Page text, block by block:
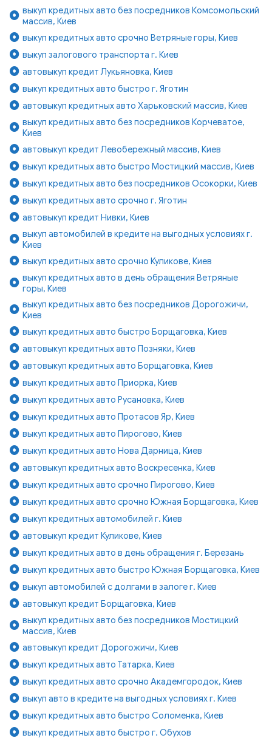
выкуп кредитных авто без посредников Комсомольский
массив, Киев
выкуп кредитных авто срочно Ветряные горы, Киев
выкуп залогового транспорта г. Киев
автовыкуп кредит Лукьяновка, Киев
выкуп кредитных авто быстро г. Яготин
автовыкуп кредитных авто Харьковский массив, Киев
выкуп кредитных авто без посредников Корчеватое,
Киев
автовыкуп кредит Левобережный массив, Киев
выкуп кредитных авто быстро Мостицкий массив, Киев
выкуп кредитных авто без посредников Осокорки, Киев
выкуп кредитных авто срочно г. Яготин
автовыкуп кредит Нивки, Киев
выкуп автомобилей в кредите на выгодных условиях г.
Киев
выкуп кредитных авто срочно Куликове, Киев
выкуп кредитных авто в день обращения Ветряные
горы, Киев
выкуп кредитных авто без посредников Дорогожичи,
Киев
выкуп кредитных авто быстро Борщаговка, Киев
автовыкуп кредитных авто Позняки, Киев
автовыкуп кредитных авто Борщаговка, Киев
выкуп кредитных авто Приорка, Киев
выкуп кредитных авто Русановка, Киев
выкуп кредитных авто Протасов Яр, Киев
выкуп кредитных авто Пирогово, Киев
выкуп кредитных авто Нова Дарница, Киев
автовыкуп кредитных авто Воскресенка, Киев
выкуп кредитных авто срочно Пирогово, Киев
выкуп кредитных авто срочно Южная Борщаговка, Киев
выкуп кредитных автомобилей г. Киев
автовыкуп кредит Куликове, Киев
выкуп кредитных авто в день обращения г. Березань
выкуп кредитных авто быстро Южная Борщаговка, Киев
выкуп автомобилей с долгами в залоге г. Киев
автовыкуп кредит Борщаговка, Киев
выкуп кредитных авто без посредников Мостицкий
массив, Киев
автовыкуп кредит Дорогожичи, Киев
выкуп кредитных авто Татарка, Киев
выкуп кредитных авто срочно Академгородок, Киев
выкуп авто в кредите на выгодных условиях г. Киев
выкуп кредитных авто быстро Соломенка, Киев
выкуп кредитных авто быстро г. Обухов